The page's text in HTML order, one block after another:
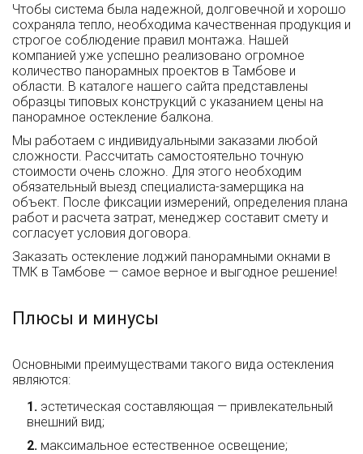
Чтобы система была надежной, долговечной и хорошо
сохраняла тепло, необходима качественная продукция и
строгое соблюдение правил монтажа. Нашей
компанией уже успешно реализовано огромное
количество панорамных проектов в Тамбове и
области. В каталоге нашего сайта представлены
образцы типовых конструкций с указанием цены на
панорамное остекление балкона.
Мы работаем с индивидуальными заказами любой
сложности. Рассчитать самостоятельно точную
стоимости очень сложно. Для этого необходим
обязательный выезд специалиста-замерщика на
объект. После фиксации измерений, определения плана
работ и расчета затрат, менеджер составит смету и
согласует условия договора.
Заказать остекление лоджий панорамными окнами в
ТМК в Тамбове — самое верное и выгодное решение!
Плюсы и минусы
Основными преимуществами такого вида остекления
являются:
эстетическая составляющая — привлекательный
внешний вид;
максимальное естественное освещение;